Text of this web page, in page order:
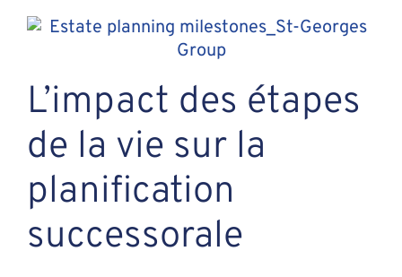
L’impact des étapes
de la vie sur la
planification
successorale